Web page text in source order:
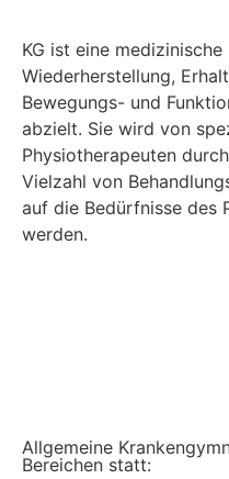
KG ist eine
Wiederherstellung,
Bewegungs- und
abzielt. Sie wird von
Physiotherapeuten
Vielzahl von
auf die Bedürfnisse des
werden.
Аllgemeine
Bereichen statt: